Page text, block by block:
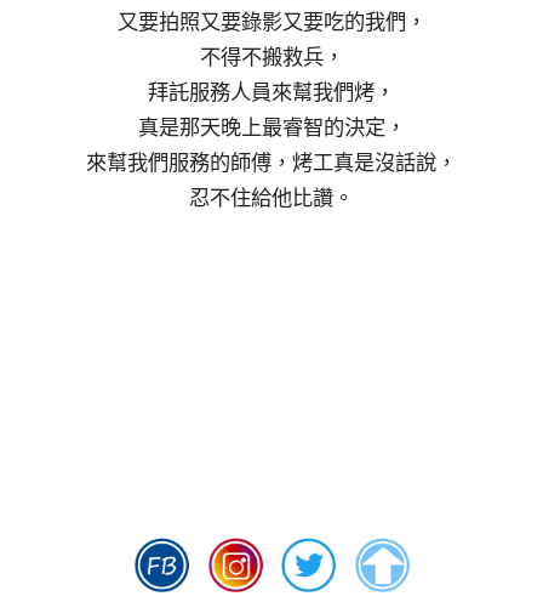
又要拍照又要錄影又要吃的我們，
不得不搬救兵，
拜託服務人員來幫我們烤，
真是那天晚上最睿智的決定，
來幫我們服務的師傅，烤工真是沒話說，
忍不住給他比讚。